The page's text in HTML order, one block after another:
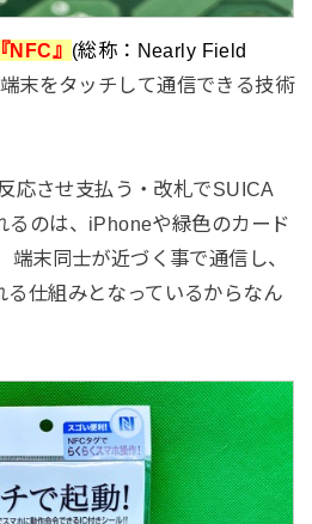
『NFC』 (総称：Nearly Field
末をタッチして通信できる技術
応させ支払う・改札でSUICA
るのは、iPhoneや緑色のカード
端末同士が近づく事で通信し、
る仕組みとなっているからなん